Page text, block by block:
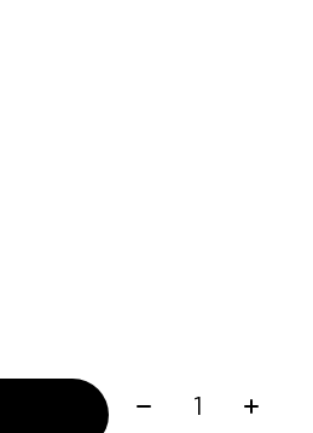
Quantité: